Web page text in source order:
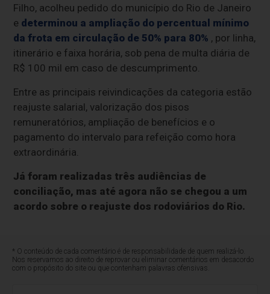
Filho, acolheu pedido do município do Rio de Janeiro
e determinou a ampliação do percentual mínimo
da frota em circulação de 50% para 80% , por linha,
itinerário e faixa horária, sob pena de multa diária de
R$ 100 mil em caso de descumprimento.
Entre as principais reivindicações da categoria estão
reajuste salarial, valorização dos pisos
remuneratórios, ampliação de benefícios e o
pagamento do intervalo para refeição como hora
extraordinária.
Já foram realizadas três audiências de
conciliação, mas até agora não se chegou a um
acordo sobre o reajuste dos rodoviários do Rio.
* O conteúdo de cada comentário é de responsabilidade de quem realizá-lo.
Nos reservamos ao direito de reprovar ou eliminar comentários em desacordo
com o propósito do site ou que contenham palavras ofensivas.